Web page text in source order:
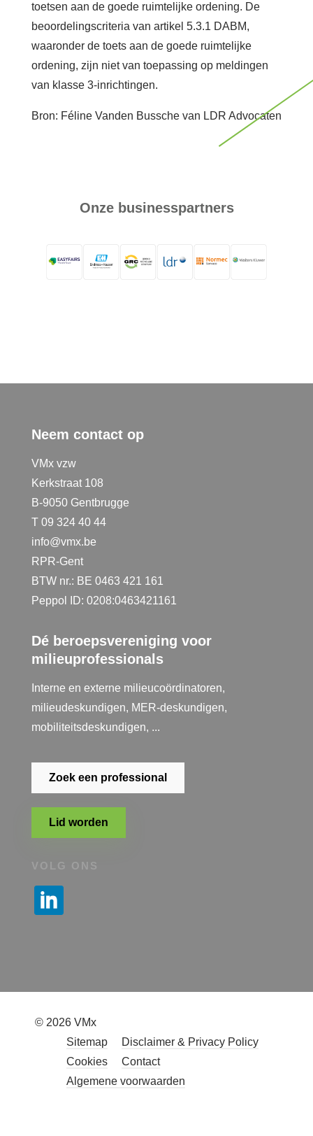
toetsen aan de goede ruimtelijke ordening. De
beoordelingscriteria van artikel 5.3.1 DABM,
waaronder de toets aan de goede ruimtelijke
ordening, zijn niet van toepassing op meldingen
van klasse 3-inrichtingen.
Bron: Féline Vanden Bussche van LDR Advocaten
Onze businesspartners
Neem contact op
VMx vzw
Kerkstraat 108
B-9050 Gentbrugge
T 09 324 40 44
info@vmx.be
RPR-Gent
BTW nr.: BE 0463 421 161
Peppol ID: 0208:0463421161
Dé beroepsvereniging voor
milieuprofessionals
Interne en externe milieucoördinatoren,
milieudeskundigen, MER-deskundigen,
mobiliteitsdeskundigen, ...
Zoek een professional
Lid worden
VOLG ONS
© 2026 VMx
Sitemap
Disclaimer & Privacy Policy
Cookies
Contact
Algemene voorwaarden